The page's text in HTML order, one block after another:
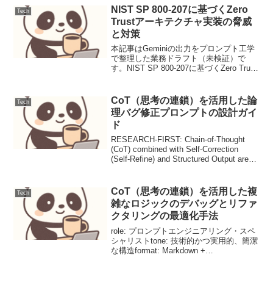
ック、Mermaid、箇条書きの活用価値提
供...
Tech
NIST SP 800-207に基づくZero
Trustアーキテクチャ実装の脅威
と対策
本記事はGeminiの出力をプロンプト工学
で整理した業務ドラフト（未検証）で
す。NIST SP 800-207に基づくZero Trust
は、「決して信頼せず、...
Tech
CoT（思考の連鎖）を活用した論
理バグ修正プロンプトの設計ガイ
ド
RESEARCH-FIRST: Chain-of-Thought
(CoT) combined with Self-Correction
(Self-Refine) and Structured Output are
Tech
CoT（思考の連鎖）を活用した複
雑なロジックのデバッグとリファ
クタリングの最適化手法
role: プロンプトエンジニアリング・スペ
シャリストtone: 技術的かつ実用的、簡潔
な構造format: Markdown +